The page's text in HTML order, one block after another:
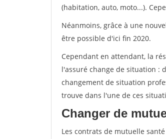
(habitation, auto, moto...).
Néanmoins, grâce à une
être possible d'ici fin 2020.
Cependant en attendant, la
l'assuré change de situation :
changement de situation
trouve dans l'une de ces
Changer de
Les contrats de mutuelle